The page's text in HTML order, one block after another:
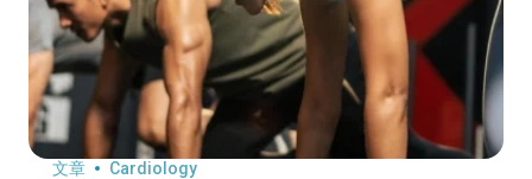
文章 Cardiology